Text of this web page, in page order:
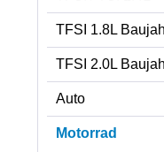
TFSI 1.8L
TFSI 2.0L
Auto
Motorrad